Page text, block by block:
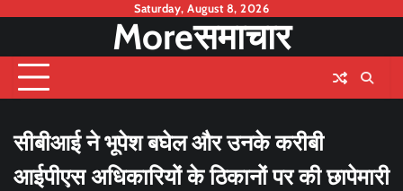
content
Saturday, August 8, 2026
Moreसमाचार
सीबीआई ने भूपेश बघेल और उनके करीबी
आईपीएस अधिकारियों के ठिकानों पर की छापेमारी